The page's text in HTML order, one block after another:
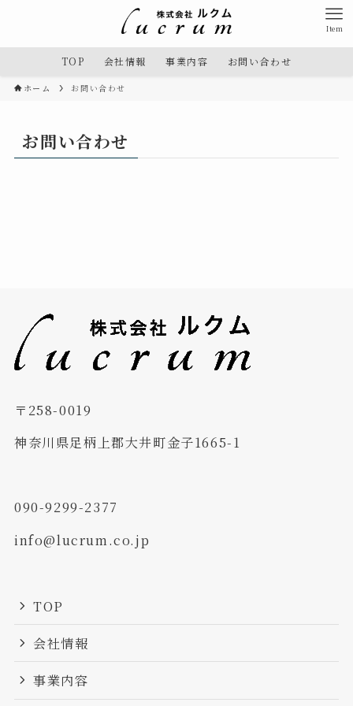
Item
TOP 会社情報 事業内容 お問い合わせ
ホーム お問い合わせ
お問い合わせ
〒258-0019
神奈川県足柄上郡大井町金子1665-1
090-9299-2377
info@lucrum.co.jp
TOP
会社情報
事業内容